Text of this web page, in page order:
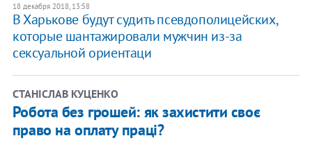
18 декабря 2018, 13:58
​В Харькове будут судить псевдополицейских,
которые шантажировали мужчин из-за
сексуальной ориентаци
СТАНІСЛАВ КУЦЕНКО
Робота без грошей: як захистити своє
право на оплату праці?